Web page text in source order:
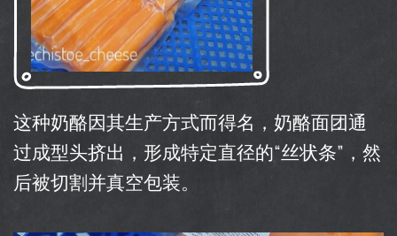
这种奶酪因其生产方式而得名，奶酪面团通
过成型头挤出，形成特定直径的“丝状条”，然
后被切割并真空包装。